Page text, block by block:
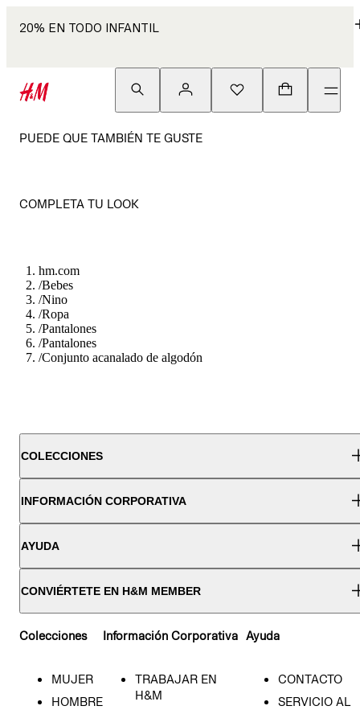
20% EN TODO INFANTIL
PUEDE QUE TAMBIÉN TE GUSTE
COMPLETA TU LOOK
hm.com
/Bebes
/Nino
/Ropa
/Pantalones
/Pantalones
/Conjunto acanalado de algodón
COLECCIONES
INFORMACIÓN CORPORATIVA
AYUDA
CONVIÉRTETE EN H&M MEMBER
Colecciones
MUJER
HOMBRE
Información Corporativa
TRABAJAR EN
H&M
Ayuda
CONTACTO
SERVICIO AL